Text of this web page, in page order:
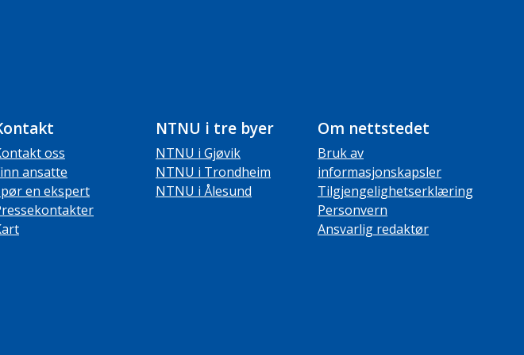
oss
ansatte
en ekspert
NTNU i tre byer
NTNU i Gjøvik
NTNU i Trondheim
NTNU i Ålesund
Om nettstedet
Bruk av
informasjonskapsler
Tilgjengelighetserklæring
Personvern
Ansvarlig redaktør